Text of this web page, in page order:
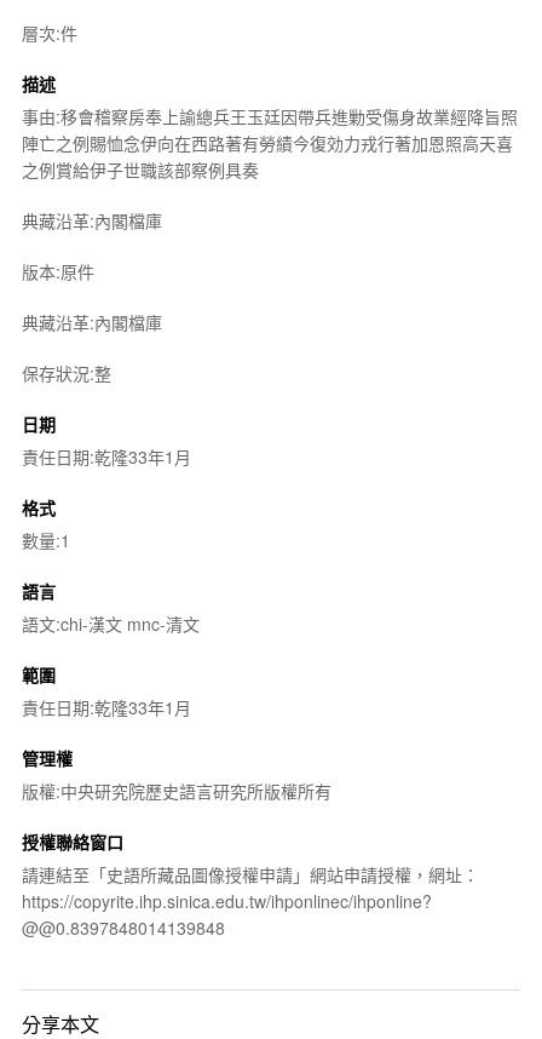
層次:件
描述
事由:移會稽察房奉上諭總兵王玉廷因帶兵進勦受傷身故業經降旨照
陣亡之例賜恤念伊向在西路著有勞績今復効力戎行著加恩照高天喜
之例賞給伊子世職該部察例具奏
典藏沿革:內閣檔庫
版本:原件
典藏沿革:內閣檔庫
保存狀況:整
日期
責任日期:乾隆33年1月
格式
數量:1
語言
語文:chi-漢文 mnc-清文
範圍
責任日期:乾隆33年1月
管理權
版權:中央研究院歷史語言研究所版權所有
授權聯絡窗口
請連結至「史語所藏品圖像授權申請」網站申請授權，網址：
https://copyrite.ihp.sinica.edu.tw/ihponlinec/ihponline?
@@0.8397848014139848
分享本文